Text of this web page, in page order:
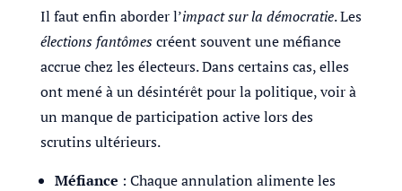
Il faut enfin aborder l’impact sur la démocratie. Les
élections fantômescréent souvent une méfiance
accrue chez les électeurs. Dans certains cas, elles
ont mené à un désintérêt pour la politique, voir à
un manque de participation active lors des
scrutins ultérieurs.
Méfiance : Chaque annulation alimente les